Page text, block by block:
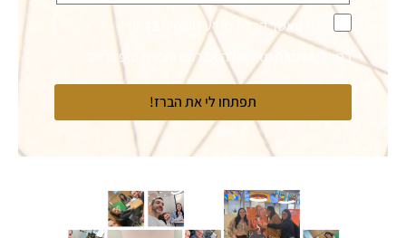
אני מאשר קבלת מידע מקצועי בדיוור
במייל/ווטסאפ מאריאלה אברהם וחברת טופ גרייס.
תפתחו לי את הברז!